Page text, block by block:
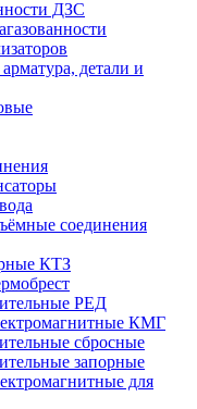
ДЗС
детали и
соединения
КТЗ
РЕД
КМГ
сбросные
запорные
для